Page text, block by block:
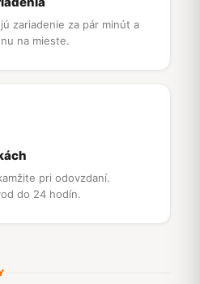
zariadenie za pár minút a
na mieste.
pri odovzdaní.
do 24 hodín.